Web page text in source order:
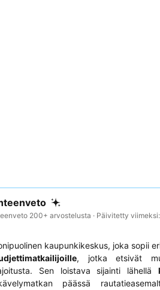
200+ arvostelusta · Päivitetty
kaupunkikeskus, joka sopii
, jotka etsivät
Sen loistava sijainti lähellä
päässä